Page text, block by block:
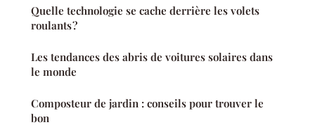
Quelle technologie se cache derrière les volets
roulants ?
Les tendances des abris de voitures solaires dans
le monde
Composteur de jardin : conseils pour trouver le
bon